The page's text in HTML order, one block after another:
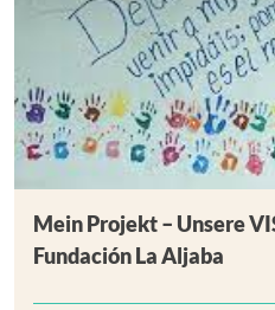
Mein Projekt – Unsere
Fundación La Aljaba